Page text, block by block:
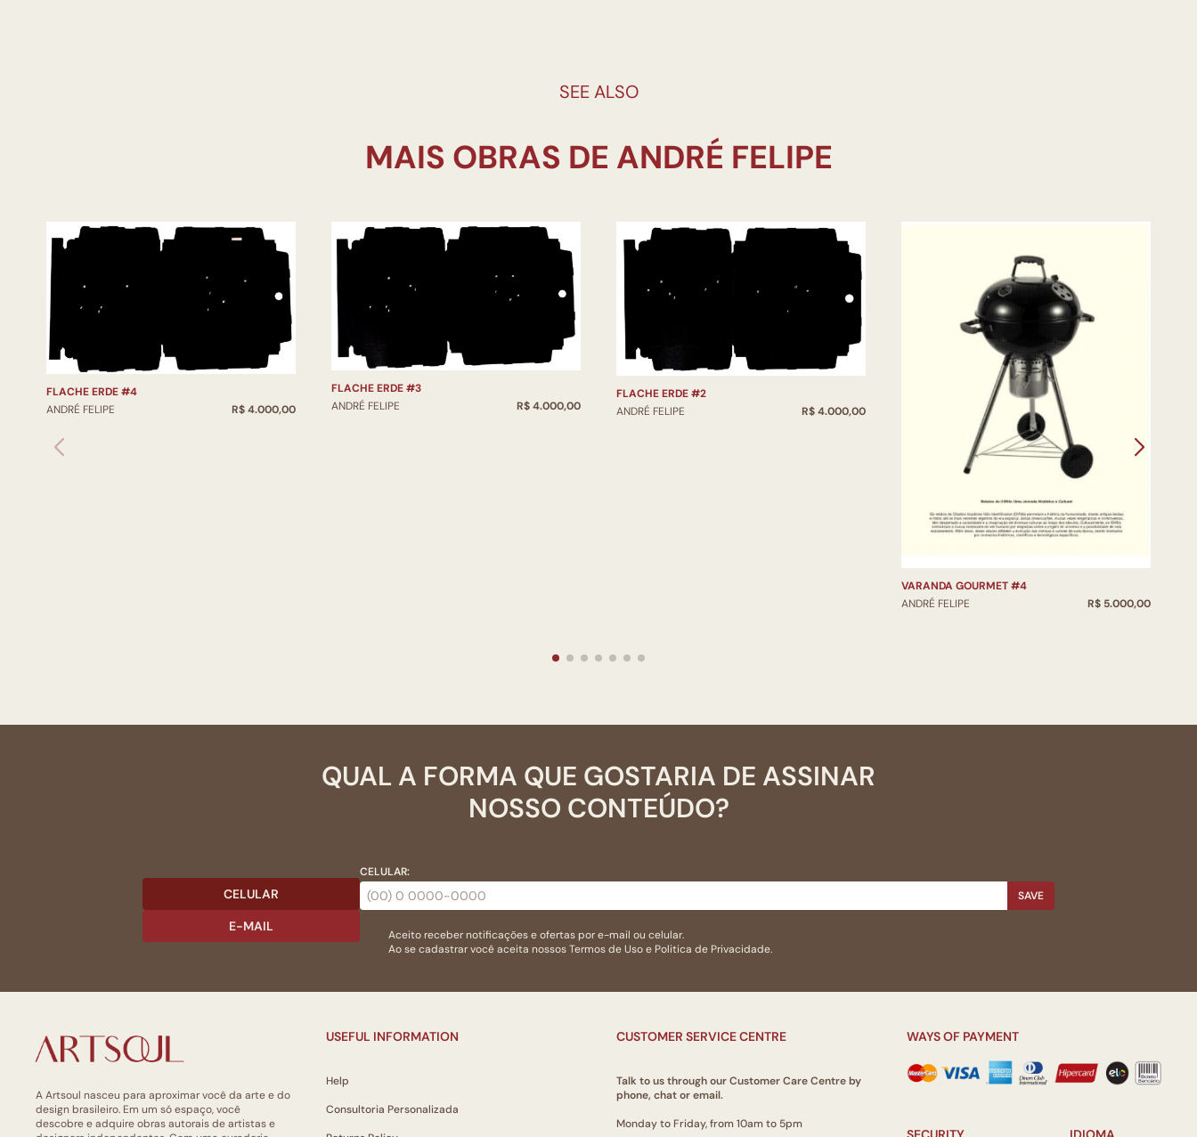
SEE ALSO
FLACHE ERDE #4
ANDRÉ FELIPE
R$ 4.000,00
FLACHE ERDE #3
ANDRÉ FELIPE
R$ 4.000,00
FLACHE ERDE #2
ANDRÉ FELIPE
R$ 4.000,00
VARANDA GOURMET #4
ANDRÉ FELIPE
R$ 5.000,00
QUAL A FORMA QUE GOSTARIA DE ASSINAR
NOSSO CONTEÚDO?
CELULAR
E-MAIL
CELULAR:
SAVE
Aceito receber notificações e ofertas por e-mail ou celular.
Ao se cadastrar você aceita nossosTermos de Usoe Politica de Privacidade.
A Artsoul nasceu para aproximar você da arte e do
design brasileiro. Em um só espaço, você
descobre e adquire obras autorais de artistas e
USEFUL INFORMATION
Help
Consultoria Personalizada
CUSTOMER SERVICE CENTRE
Talk to us through our Customer Care Centre by
phone, chat or email.
Monday to Friday, from 10am to 5pm
WAYS OF PAYMENT